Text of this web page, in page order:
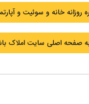
روزانه خانه و سوئیت و
صفحه اصلی سایت املاک